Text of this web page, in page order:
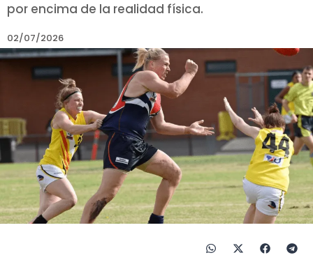
por encima de la realidad física.
02/07/2026